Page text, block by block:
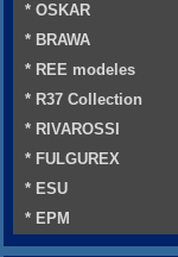
* OSKAR
* BRAWA
* REE modeles
* R37 Collection
* RIVAROSSI
* FULGUREX
* ESU
* EPM